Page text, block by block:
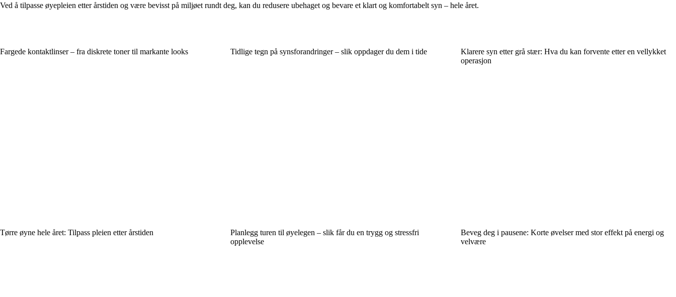
Ved å tilpasse øyepleien etter årstiden og være bevisst på miljøet rundt deg, kan du redusere ubehaget og bevare et klart og komfortabelt syn – hele året.
Fargede kontaktlinser – fra diskrete toner til markante looks Tidlige tegn på synsforandringer – slik oppdager du dem i tide
Klarere syn etter grå stær: Hva du kan forvente etter en vellykket
operasjon
Tørre øyne hele året: Tilpass pleien etter årstiden
Planlegg turen til øyelegen – slik får du en trygg og stressfri
opplevelse
Beveg deg i pausene: Korte øvelser med stor effekt på energi og
velvære